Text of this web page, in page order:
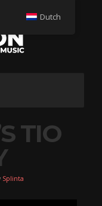
TIO
Splinta
Dutch